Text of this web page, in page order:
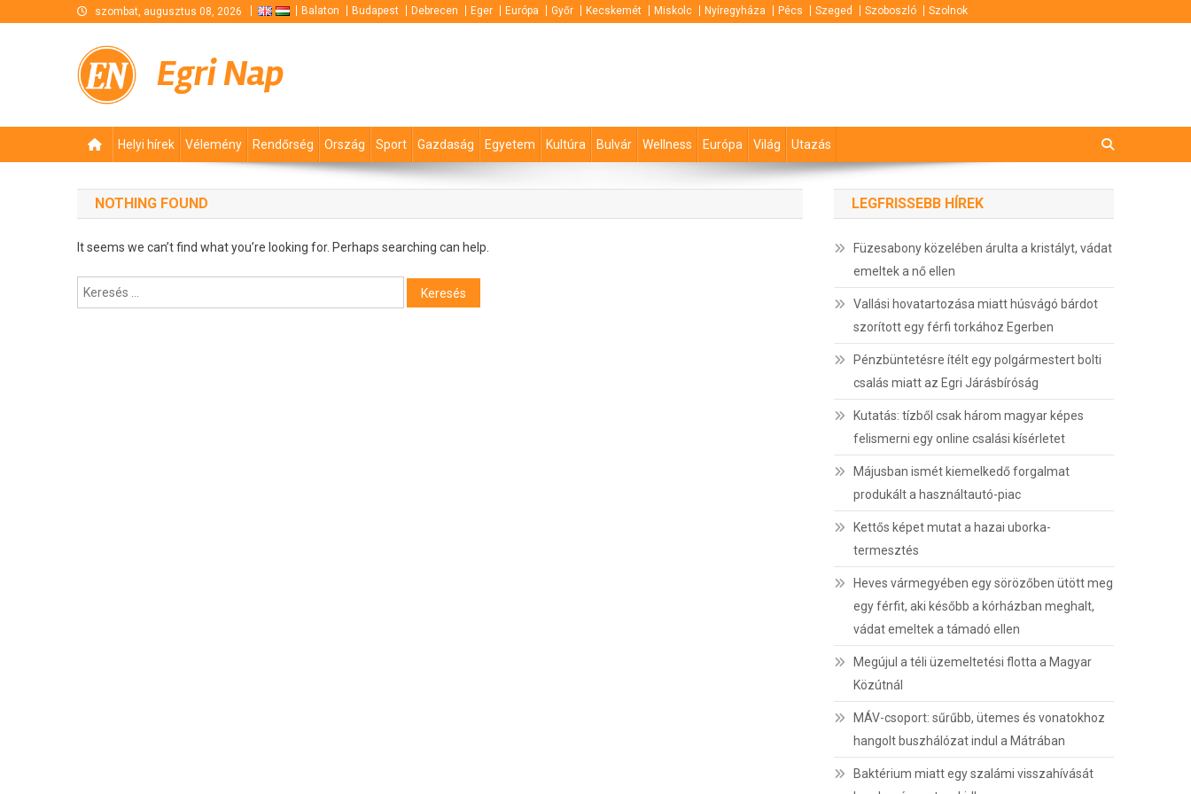
szombat, augusztus 08, 2026 Balaton Budapest Debrecen Eger Európa Győr Kecskemét Miskolc Nyíregyháza Pécs Szeged Szoboszló Szolnok
Egri Nap
Helyi hírek Vélemény Rendőrség Ország Sport Gazdaság Egyetem Kultúra Bulvár Wellness Európa Világ Utazás
NOTHING FOUND
It seems we can’t find what you’re looking for. Perhaps searching can help.
Keresés:
LEGFRISSEBB HÍREK
Füzesabony közelében árulta a kristályt, vádat
emeltek a nő ellen
Vallási hovatartozása miatt húsvágó bárdot
szorított egy férfi torkához Egerben
Pénzbüntetésre ítélt egy polgármestert bolti
csalás miatt az Egri Járásbíróság
Kutatás: tízből csak három magyar képes
felismerni egy online csalási kísérletet
Májusban ismét kiemelkedő forgalmat
produkált a használtautó-piac
Kettős képet mutat a hazai uborka-
termesztés
Heves vármegyében egy sörözőben ütött meg
egy férfit, aki később a kórházban meghalt,
vádat emeltek a támadó ellen
Megújul a téli üzemeltetési flotta a Magyar
Közútnál
MÁV-csoport: sűrűbb, ütemes és vonatokhoz
hangolt buszhálózat indul a Mátrában
Baktérium miatt egy szalámi visszahívását